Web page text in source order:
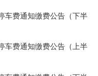
车费通知缴费公告（下半
车费通知缴费公告（上半